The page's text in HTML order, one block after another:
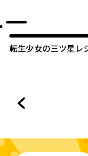
転生少女の三ツ星レ